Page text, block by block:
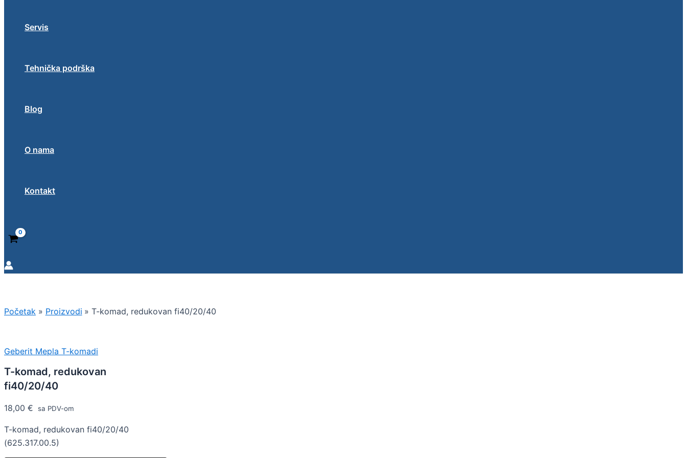
Servis
Tehnička podrška
Blog
O nama
Kontakt
Početak Proizvodi T-komad, redukovan fi40/20/40
Geberit Mepla T-komadi
T-komad, redukovan
fi40/20/40
18,00 € sa PDV-om
T-komad, redukovan fi40/20/40
(625.317.00.5)